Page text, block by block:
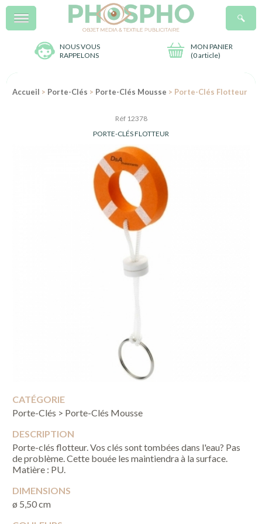
NOUS VOUS
RAPPELONS
MON PANIER
(0 article)
Menu
Accueil > Porte-Clés > Porte-Clés Mousse > Porte-Clés Flotteur
Réf 12378
PORTE-CLÉS FLOTTEUR
CATÉGORIE
Porte-Clés > Porte-Clés Mousse
DESCRIPTION
Porte-clés flotteur. Vos clés sont tombées dans l'eau? Pas
de problème. Cette bouée les maintiendra à la surface.
Matière : PU.
DIMENSIONS
ø 5,50 cm